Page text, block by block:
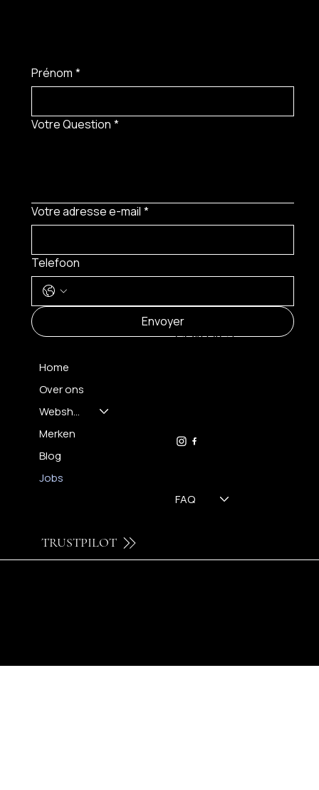
Prénom *
Votre Question *
Votre adresse e-mail *
Telefoon
Envoyer
Home
Over ons
Webshop
Merken
Blog
Jobs
FAQ
CONTACT
TRUSTPILOT